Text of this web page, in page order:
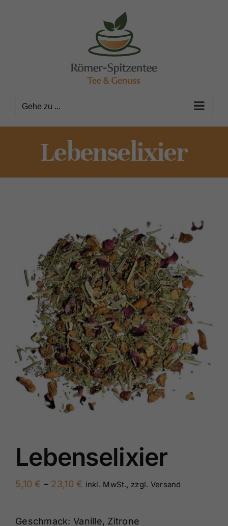
Gehe zu ...
Lebenselixier
Lebenselixier
5,10€ – 23,10€ Preisspanne:
inkl. MwSt., zzgl. Versand
Geschmack: Vanille, Zitrone